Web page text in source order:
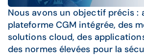
Nous avons un objectif précis :
plateforme CGM intégrée, des
solutions cloud, des
des normes élevées pour la